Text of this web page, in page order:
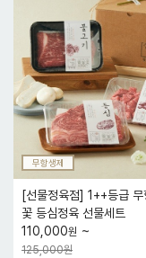
무항생제
[선물정육점] 1++등급 무
꽃 등심정육 선물세트
110,000원 ~
125,000원